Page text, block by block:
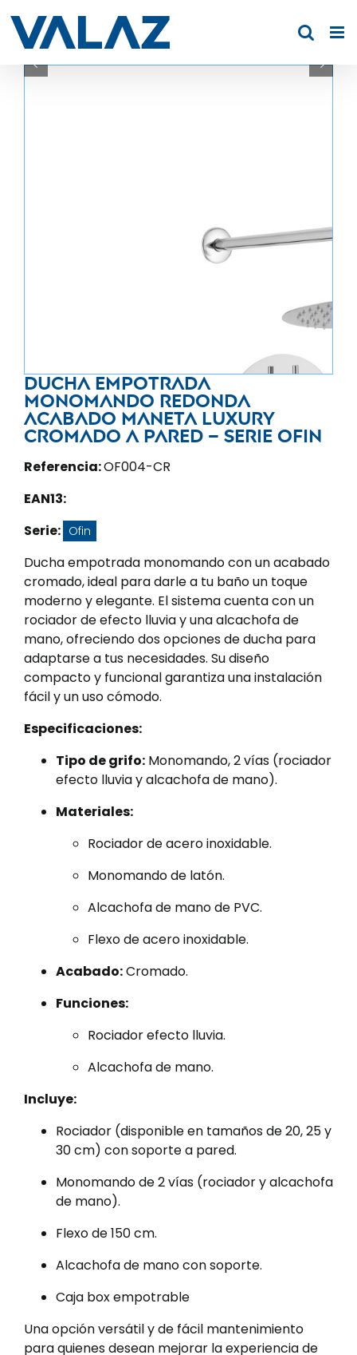
contenido
Ducha empotrada
monomando redonda
acabado maneta luxury
cromado a pared – Serie Ofin
Referencia:OF004-CR
EAN13:
Serie: Ofin
Ducha empotrada monomando con un acabado
cromado, ideal para darle a tu baño un toque
moderno y elegante. El sistema cuenta con un
rociador de efecto lluvia y una alcachofa de
mano, ofreciendo dos opciones de ducha para
adaptarse a tus necesidades. Su diseño
compacto y funcional garantiza una instalación
fácil y un uso cómodo.
Especificaciones:
Tipo de grifo: Monomando, 2 vías (rociador
efecto lluvia y alcachofa de mano).
Materiales:
Rociador de acero inoxidable.
Monomando de latón.
Alcachofa de mano de PVC.
Flexo de acero inoxidable.
Acabado:Cromado.
Funciones:
Rociador efecto lluvia.
Alcachofa de mano.
Incluye:
Rociador (disponible en tamaños de 20, 25 y
30 cm) con soporte a pared.
Monomando de 2 vías (rociador y alcachofa
de mano).
Flexo de 150 cm.
Alcachofa de mano con soporte.
Caja box empotrable
Una opción versátil y de fácil mantenimiento
para quienes desean mejorar la experiencia de